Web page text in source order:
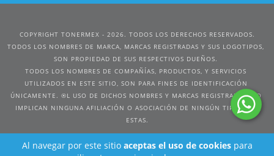
Al navegar por este sitio aceptas el uso de cookiespara
COPYRIGHT TONERMEX - 2026. TODOS LOS DERECHOS RESERVADOS.